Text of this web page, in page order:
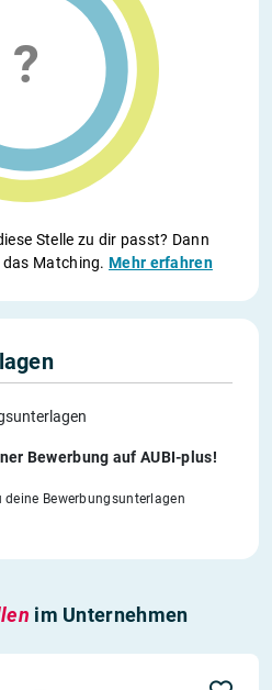
Stelle zu dir passt? Dann
das Matching.Mehr erfahren
Bewerbung auf AUBI-plus!
Bewerbungsunterlagen
im Unternehmen